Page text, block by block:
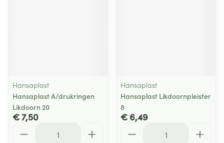
Hansaplast
Hansaplast A/drukringen
Likdoorn 20
€ 7,50
Hansaplast
Hansaplast Likdoornpleister
8
€ 6,49